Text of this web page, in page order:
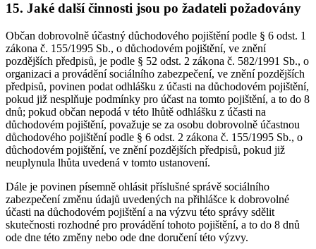
15. Jaké další činnosti jsou po žadateli požadovány
Občan dobrovolně účastný důchodového pojištění podle § 6 odst. 1
zákona č. 155/1995 Sb., o důchodovém pojištění, ve znění
pozdějších předpisů, je podle § 52 odst. 2 zákona č. 582/1991 Sb., o
organizaci a provádění sociálního zabezpečení, ve znění pozdějších
předpisů, povinen podat odhlášku z účasti na důchodovém pojištění,
pokud již nesplňuje podmínky pro účast na tomto pojištění, a to do 8
dnů; pokud občan nepodá v této lhůtě odhlášku z účasti na
důchodovém pojištění, považuje se za osobu dobrovolně účastnou
důchodového pojištění podle § 6 odst. 2 zákona č. 155/1995 Sb., o
důchodovém pojištění, ve znění pozdějších předpisů, pokud již
neuplynula lhůta uvedená v tomto ustanovení.
Dále je povinen písemně ohlásit příslušné správě sociálního
zabezpečení změnu údajů uvedených na přihlášce k dobrovolné
účasti na důchodovém pojištění a na výzvu této správy sdělit
skutečnosti rozhodné pro provádění tohoto pojištění, a to do 8 dnů
ode dne této změny nebo ode dne doručení této výzvy.